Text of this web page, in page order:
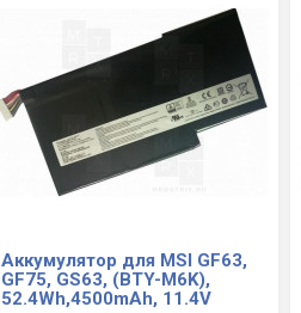
Аккумулятор для MSI GF63,
GF75, GS63, (BTY-M6K),
52.4Wh,4500mAh, 11.4V